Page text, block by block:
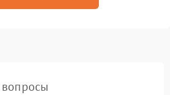
вопросы